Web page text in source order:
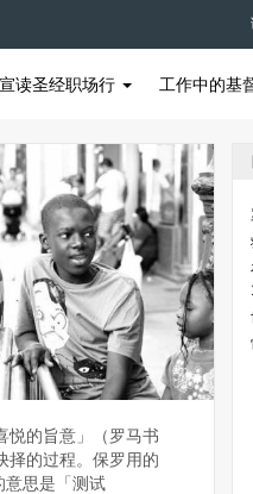
宣读圣经职场行 工作中的基
悦的旨意」（罗马书
择的过程。保罗用的
意思是「测试